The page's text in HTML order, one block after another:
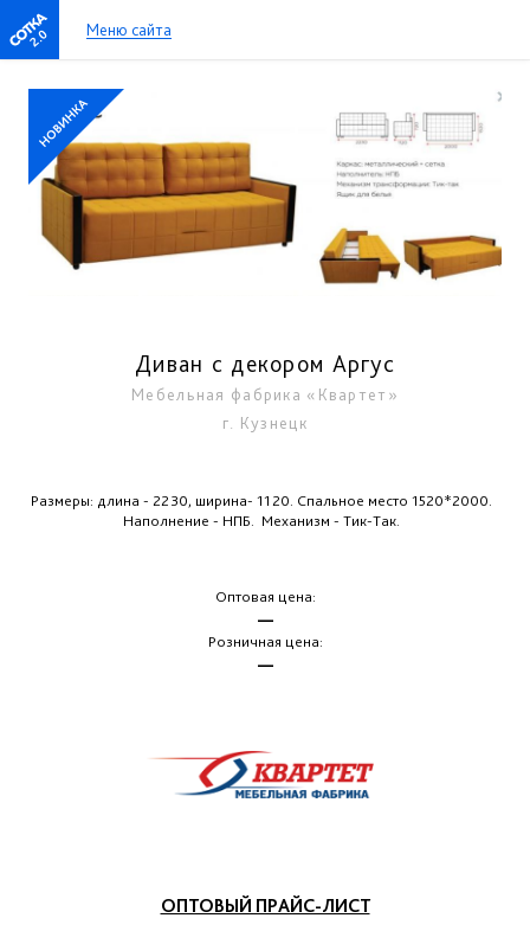
2.0 Меню сайта
Диван с декором Аргус
Мебельная фабрика «Квартет»
г. Кузнецк
Размеры: длина - 2230, ширина- 1120. Спальное место 1520*2000.
Наполнение - НПБ. Механизм - Тик-Так.
Оптовая цена:
—
Розничная цена:
—
ОПТОВЫЙ ПРАЙС-ЛИСТ